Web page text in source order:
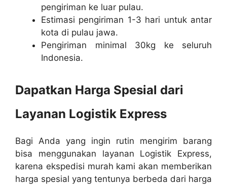
pengiriman ke luar pulau.
Estimasi pengiriman 1-3 hari untuk antar
kota di pulau jawa.
Pengiriman minimal 30kg ke seluruh
Indonesia.
Dapatkan Harga Spesial dari
Layanan Logistik Express
Bagi Anda yang ingin rutin mengirim barang
bisa menggunakan layanan Logistik Express,
karena ekspedisi murah kami akan memberikan
harga spesial yang tentunya berbeda dari harga